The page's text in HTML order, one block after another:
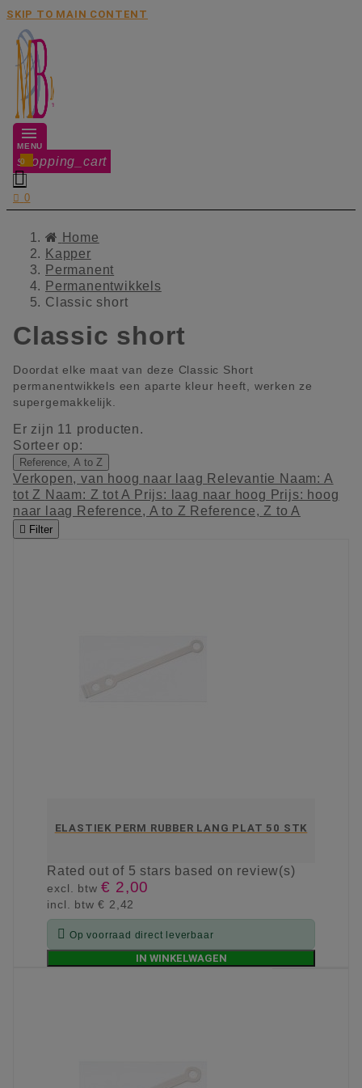
SKIP TO MAIN CONTENT
MENU
shopping_cart
0

 0
Home
Kapper
Permanent
Permanentwikkels
Classic short
Classic short
Doordat elke maat van deze Classic Short
permanentwikkels een aparte kleur heeft, werken ze
supergemakkelijk.
Er zijn 11 producten.
Sorteer op:
Reference, A to Z
Verkopen, van hoog naar laag Relevantie Naam: A
tot Z Naam: Z tot A Prijs: laag naar hoog Prijs: hoog
naar laag Reference, A to Z Reference, Z to A
 Filter
ELASTIEK PERM RUBBER LANG PLAT 50 STK
Ratedout of 5 stars based on review(s)
excl. btw€ 2,00
incl. btw€ 2,42
 Op voorraad direct leverbaar
IN WINKELWAGEN